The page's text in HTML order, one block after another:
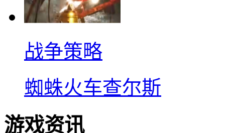
战争策略
蜘蛛火车查尔斯
游戏资讯